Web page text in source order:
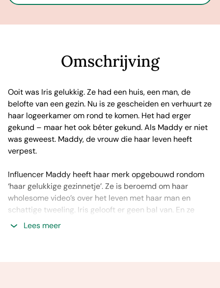
Omschrijving
Ooit was Iris gelukkig. Ze had een huis, een man, de
belofte van een gezin. Nu is ze gescheiden en verhuurt ze
haar logeerkamer om rond te komen. Het had erger
gekund – maar het ook béter gekund. Als Maddy er niet
was geweest. Maddy, de vrouw die haar leven heeft
verpest.
Influencer Maddy heeft haar merk opgebouwd rondom
‘haar gelukkige gezinnetje’. Ze is beroemd om haar
wholesome video’s over het leven met haar man en
schattige tweeling. Iris gelooft er geen bal van. En ze
gaat bewijzen dat het allemaal nep is...
Lees meer